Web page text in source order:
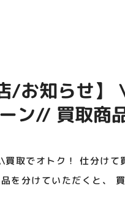
ト出店募集
店募集
/お知らせ
ン// 買取商
します！ ⬇️
取でオトク！ 仕分け
を分けていただくと、